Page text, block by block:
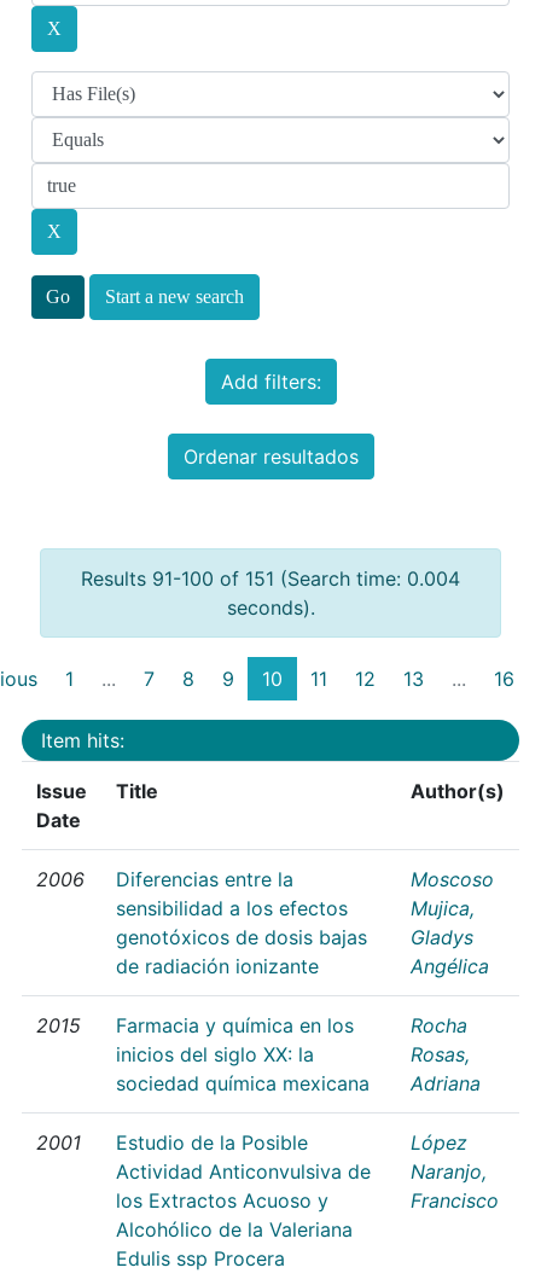
Start a new search
Add filters:
Ordenar resultados
Results 91-100 of 151 (Search time: 0.004
seconds).
1 ... 7 8 9 10 11 12 13 ... 16
Item hits:
Issue
Date
Title Author(s)
2006
Diferencias entre la
sensibilidad a los efectos
genotóxicos de dosis bajas
de radiación ionizante
Moscoso
Mujica,
Gladys
Angélica
2015
Farmacia y química en los
inicios del siglo XX: la
sociedad química mexicana
Rocha
Rosas,
Adriana
2001
Estudio de la Posible
Actividad Anticonvulsiva de
los Extractos Acuoso y
Alcohólico de la Valeriana
Edulis ssp Procera
López
Naranjo,
Francisco